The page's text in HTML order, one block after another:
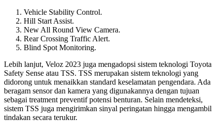
Vehicle Stability Control.
Hill Start Assist.
New All Round View Camera.
Rear Crossing Traffic Alert.
Blind Spot Monitoring.
Lebih lanjut, Veloz 2023 juga mengadopsi sistem teknologi Toyota
Safety Sense atau TSS. TSS merupakan sistem teknologi yang
didorong untuk menaikkan standard keselamatan pengendara. Ada
beragam sensor dan kamera yang digunakannya dengan tujuan
sebagai treatment preventif potensi benturan. Selain mendeteksi,
sistem TSS juga mengirimkan sinyal peringatan hingga mengambil
tindakan secara terukur.